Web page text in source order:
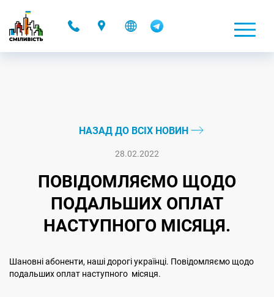
НАЗАД ДО ВСІХ НОВИН
28.02.2022
ПОВІДОМЛЯЄМО ЩОДО
ПОДАЛЬШИХ ОПЛАТ
НАСТУПНОГО МІСЯЦЯ.
Шановні абоненти, наші дорогі українці. Повідомляємо щодо
подальших оплат наступного місяця.